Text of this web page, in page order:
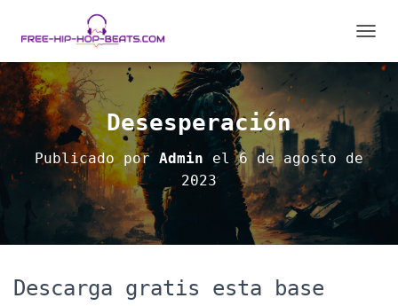
A
B
I
R
M
E
Desesperación
Publicado por Admin el6 de agosto de
2023
Descarga gratis esta base